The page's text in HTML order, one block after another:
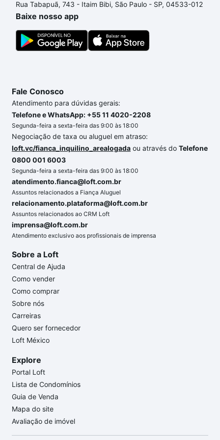
um apartamento
e conte com a gente para comprar
o imóvel dos seus sonhos com segurança e
conforto. Loft, com você até as chaves.
Rua Tabapuã, 743 - Itaim Bibi, São Paulo - SP, 04533-012
Baixe nosso app
Fale Conosco
Atendimento para dúvidas gerais:
Telefone e WhatsApp: +55 11 4020-2208
Segunda-feira a sexta-feira das 9:00 às 18:00
Negociação de taxa ou aluguel em atraso:
loft.vc/fianca_inquilino_arealogada ou através do Telefone
0800 001 6003
Segunda-feira a sexta-feira das 9:00 às 18:00
atendimento.fianca@loft.com.br
Assuntos relacionados a Fiança Aluguel
relacionamento.plataforma@loft.com.br
Assuntos relacionados ao CRM Loft
imprensa@loft.com.br
Atendimento exclusivo aos profissionais de imprensa
Sobre a Loft
Central de Ajuda
Como vender
Como comprar
Sobre nós
Carreiras
Quero ser fornecedor
Loft México
Explore
Portal Loft
Lista de Condomínios
Guia de Venda
Mapa do site
Avaliação de imóvel